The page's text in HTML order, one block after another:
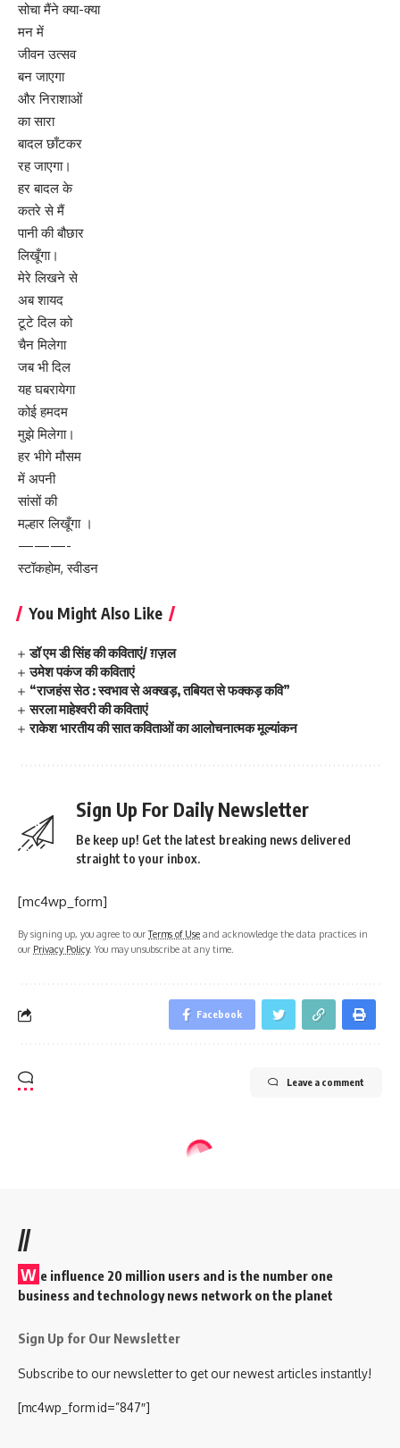
सोचा मैंने क्या-क्या
मन में
जीवन उत्सव
बन जाएगा
और निराशाओं
का सारा
बादल छाँटकर
रह जाएगा।
हर बादल के
कतरे से मैं
पानी की बौछार
लिखूँगा।
मेरे लिखने से
अब शायद
टूटे दिल को
चैन मिलेगा
जब भी दिल
यह घबरायेगा
कोई हमदम
मुझे मिलेगा।
हर भीगे मौसम
में अपनी
सांसों की
मल्हार लिखूँगा ।
———-
स्टॉकहोम, स्वीडन
You Might Also Like
डॉ एम डी सिंह की कविताएं/ ग़ज़ल
उमेश पकंज की कविताएं
“राजहंस सेठ : स्वभाव से अक्खड़, तबियत से फक्कड़ कवि”
सरला माहेश्वरी की कविताएं
राकेश भारतीय की सात कविताओं का आलोचनात्मक मूल्यांकन
Sign Up For Daily Newsletter
Be keep up! Get the latest breaking news delivered
straight to your inbox.
[mc4wp_form]
By signing up, you agree to ourTerms of Use and acknowledge the data practices in
our Privacy Policy. You may unsubscribe at any time.
Facebook
Leave a comment
//
W e influence 20 million users and is the number one
business and technology news network on the planet
Sign Up for Our Newsletter
Subscribe to our newsletter to get our newest articles instantly!
[mc4wp_form id=”847″]